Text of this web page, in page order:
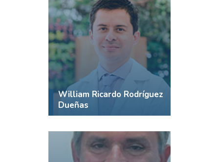
William Ricardo Rodríguez
Dueñas